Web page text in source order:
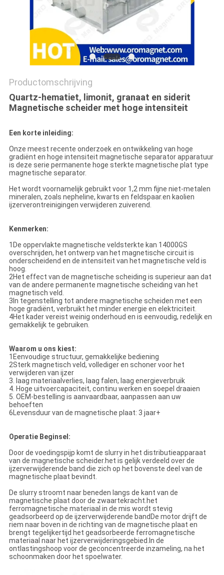
Productomschrijving
Quartz-hematiet, limonit, granaat en siderit
Magnetische scheider met hoge intensiteit
Een korte inleiding:
Onze meest recente onderzoek en ontwikkeling van hoge
gradiënt en hoge intensiteit magnetische separator apparatuur
is deze serie permanente hoge sterkte magnetische plat type
magnetische separator.
Het wordt voornamelijk gebruikt voor 1,2 mm fijne niet-metalen
mineralen, zoals nepheline, kwarts en feldspaar.en kaolien
ijzerverontreinigingen verwijderen zuiverend.
Kenmerken:
1De oppervlakte magnetische veldsterkte kan 14000GS
overschrijden, het ontwerp van het magnetische circuit is
onderscheidend en de intensiteit van het magnetische veld is
hoog.
2Het effect van de magnetische scheiding is superieur aan dat
van de andere permanente magnetische scheiding van het
magnetisch veld.
3In tegenstelling tot andere magnetische scheiden met een
hoge gradiënt, verbruikt het minder energie en elektriciteit.
4Het kader vereist weinig onderhoud en is eenvoudig, redelijk en
gemakkelijk te gebruiken.
Waarom u ons kiest:
1Eenvoudige structuur, gemakkelijke bediening
2Sterk magnetisch veld, vollediger en schoner voor het
verwijderen van ijzer
3. laag materiaalverlies, laag falen, laag energieverbruik
4. Hoge uitvoercapaciteit, continu werken en soepel draaien
5. OEM-bestelling is aanvaardbaar, aanpassen aan uw
behoeften
6Levensduur van de magnetische plaat: 3 jaar+
Operatie Beginsel :
Door de voedingspijp komt de slurry in het distributieapparaat
van de magnetische scheider.het is gelijk verdeeld over de
ijzerverwijderende band die zich op het bovenste deel van de
magnetische plaat bevindt.
De slurry stroomt naar beneden langs de kant van de
magnetische plaat door de zwaartekracht.het
ferromagnetische materiaal in de mis wordt stevig
geadsorbeerd op de ijzerverwijderende bandDe motor drijft de
riem naar boven in de richting van de magnetische plaat en
brengt tegelijkertijd het geadsorbeerde ferromagnetische
materiaal naar het ijzerverwijderingsgebied.In de
ontlastingshoop voor de geconcentreerde inzameling, na het
schoonmaken door het spoelwater.